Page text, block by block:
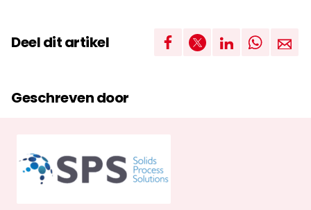
Deel dit artikel
Geschreven door